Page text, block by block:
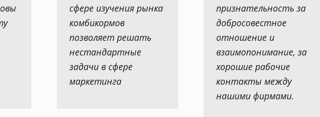
сфере изучения рынка
комбикормов
позволяет решать
нестандартные
задачи в сфере
маркетинга
признательность за
добросовестное
отношение и
взаимопонимание, за
хорошие рабочие
контакты между
нашими фирмами.